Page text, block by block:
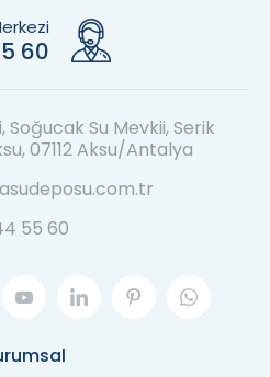
60
Su Mevkii, Serik
07112 Aksu/Antalya
55 60